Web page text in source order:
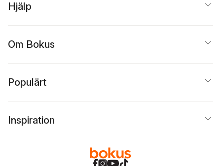
Hjälp
Om Bokus
Populärt
Inspiration